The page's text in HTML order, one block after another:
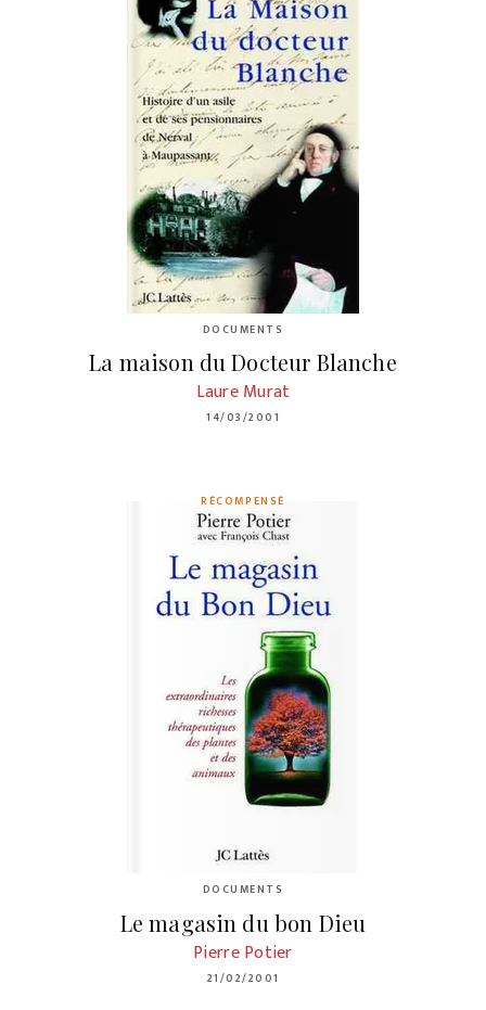
DOCUMENTS
La maison du Docteur Blanche
Laure Murat
14/03/2001
RÉCOMPENSÉ
DOCUMENTS
Le magasin du bon Dieu
Pierre Potier
21/02/2001